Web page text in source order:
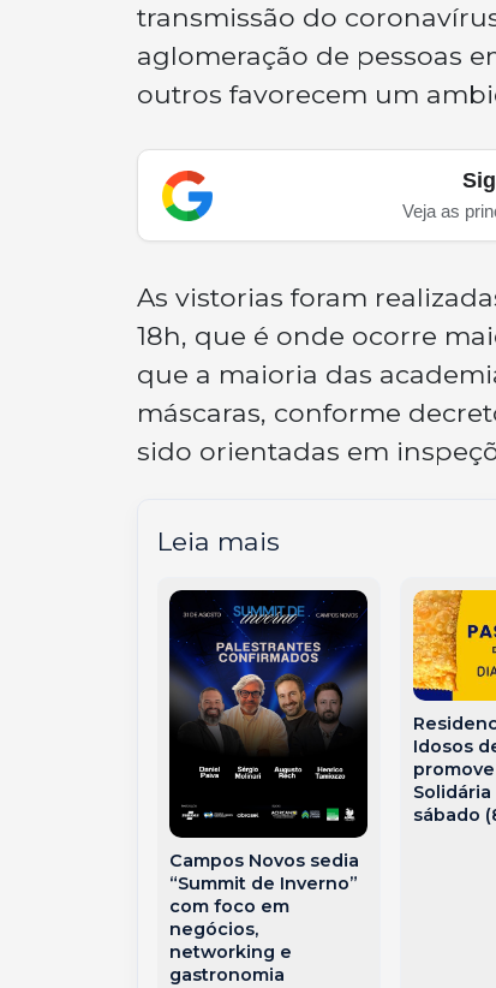
transmissão do
aglomeração de pessoas
outros favorecem um
Veja as
As vistorias foram
18h, que é onde ocorre
que a maioria das
máscaras, conforme
sido orientadas em
Leia mais
Campos Novos sedia
“Summit de Inverno”
com foco em
negócios,
networking e
gastronomia
Idosos
sábado